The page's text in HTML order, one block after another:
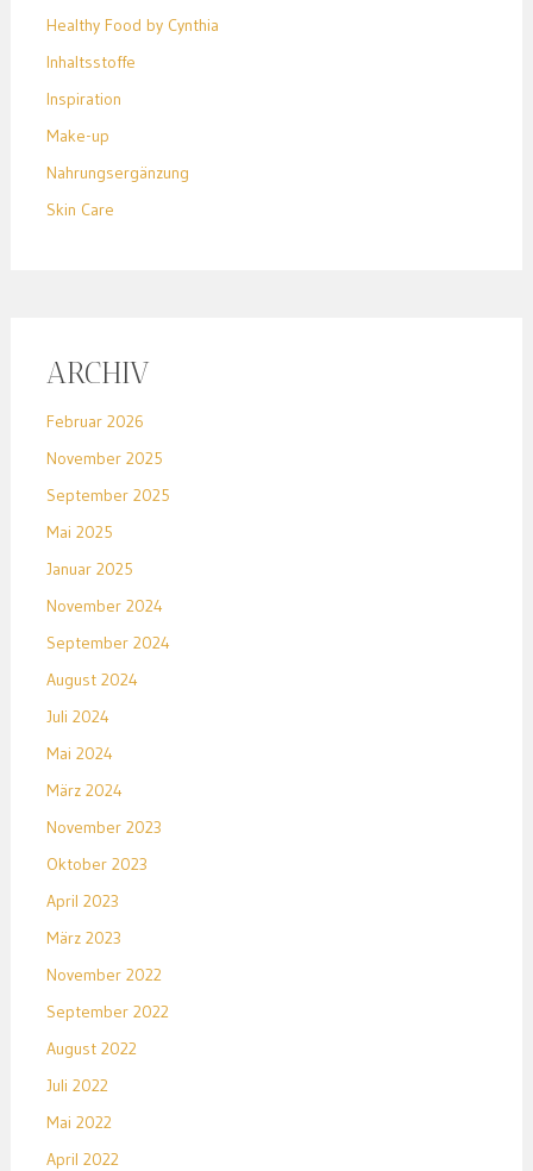
Healthy Food by Cynthia
Inhaltsstoffe
Inspiration
Make-up
Nahrungsergänzung
Skin Care
ARCHIV
Februar 2026
November 2025
September 2025
Mai 2025
Januar 2025
November 2024
September 2024
August 2024
Juli 2024
Mai 2024
März 2024
November 2023
Oktober 2023
April 2023
März 2023
November 2022
September 2022
August 2022
Juli 2022
Mai 2022
April 2022